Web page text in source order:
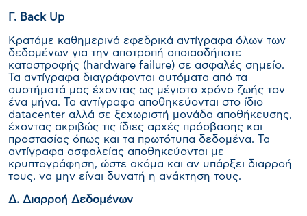
Γ. Back Up
Κρατάμε καθημερινά εφεδρικά αντίγραφα όλων των
δεδομένων για την αποτροπή οποιασδήποτε
καταστροφής (hardware failure) σε ασφαλές σημείο.
Τα αντίγραφα διαγράφονται αυτόματα από τα
συστήματά μας έχοντας ως μέγιστο χρόνο ζωής τον
ένα μήνα. Τα αντίγραφα αποθηκεύονται στο ίδιο
datacenter αλλά σε ξεχωριστή μονάδα αποθήκευσης,
έχοντας ακριβώς τις ίδιες αρχές πρόσβασης και
προστασίας όπως και τα πρωτότυπα δεδομένα. Τα
αντίγραφα ασφαλείας αποθηκεύονται με
κρυπτογράφηση, ώστε ακόμα και αν υπάρξει διαρροή
τους, να μην είναι δυνατή η ανάκτηση τους.
Δ. Διαρροή Δεδομένων